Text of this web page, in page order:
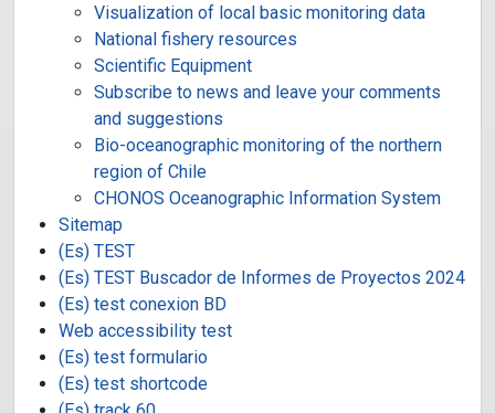
Visualization of local basic monitoring data
National fishery resources
Scientific Equipment
Subscribe to news and leave your comments
and suggestions
Bio-oceanographic monitoring of the northern
region of Chile
CHONOS Oceanographic Information System
Sitemap
(Es) TEST
(Es) TEST Buscador de Informes de Proyectos 2024
(Es) test conexion BD
Web accessibility test
(Es) test formulario
(Es) test shortcode